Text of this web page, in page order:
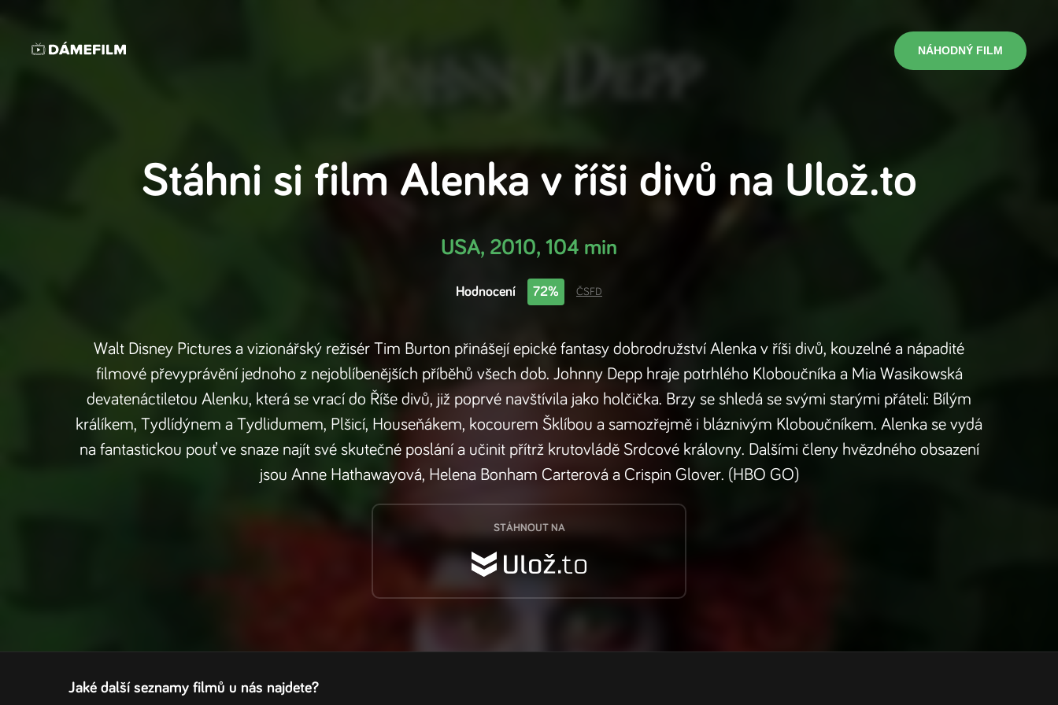
NÁHODNÝ FILM
Stáhni si film Alenka v říši divů na Ulož.to
USA, 2010, 104 min
Hodnocení 72% ČSFD
Walt Disney Pictures a vizionářský režisér Tim Burton přinášejí epické fantasy dobrodružství Alenka v říši divů, kouzelné a nápadité
filmové převyprávění jednoho z nejoblíbenějších příběhů všech dob. Johnny Depp hraje potrhlého Kloboučníka a Mia Wasikowská
devatenáctiletou Alenku, která se vrací do Říše divů, již poprvé navštívila jako holčička. Brzy se shledá se svými starými přáteli: Bílým
králíkem, Tydlídýnem a Tydlidumem, Plšicí, Houseňákem, kocourem Šklíbou a samozřejmě i bláznivým Kloboučníkem. Alenka se vydá
na fantastickou pouť ve snaze najít své skutečné poslání a učinit přítrž krutovládě Srdcové královny. Dalšími členy hvězdného obsazení
jsou Anne Hathawayová, Helena Bonham Carterová a Crispin Glover. (HBO GO)
STÁHNOUT NA
Jaké další seznamy filmů u nás najdete?